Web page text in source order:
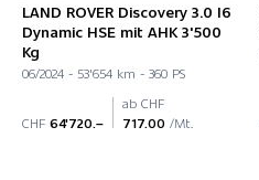
LAND ROVER Discovery 3.0 I6
Dynamic HSE mit AHK 3'500
Kg
06/2024 - 53'654 km - 360 PS
CHF 64'720.–
ab CHF
717.00 /Mt.